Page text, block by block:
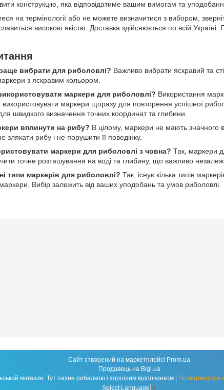
конструкцію, яка відповідатиме вашим вимогам та
на термінології або не можете визначитися з вибором,
високою якістю. Доставка здійснюється по всій Україні.
вибрати для риболовлі? Важливо вибрати яскравий та
з яскравим кольором.
маркери для риболовлі? Використання
маркери щоразу для повторення успішної
швидкого визначення точних координат та глибини.
вплинути на рибу? В цілому, маркери не мають значного
рибу і не порушити її поведінку.
маркери для риболовлі з човна? Так, маркери
точне розташування на воді та глибину, що важливо
типи маркерів для риболовлі? Так, існує кілька типів
маркери. Вибір залежить від ваших уподобань та умов риболовлі.
Сайт створений на маркетплейсі Prom.ua
Продавець на Bigl.ua
Поскаржитися
Select Language ▼